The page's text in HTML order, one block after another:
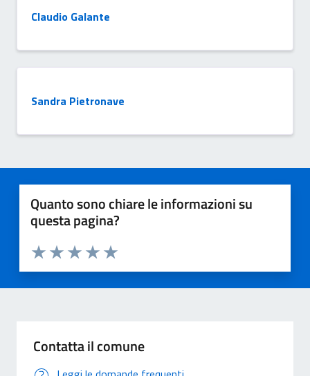
Claudio Galante
Sandra Pietronave
Quanto sono chiare le informazioni su
questa pagina?
Valuta 5 stelle su 5
Valuta 4 stelle su 5
Valuta 3 stelle su 5
Valuta 2 stelle su 5
Valuta 1 stelle su 5
Contatta il comune